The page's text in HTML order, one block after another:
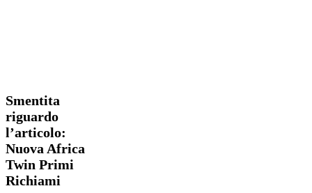
l’articolo:
Nuova
Africa
Twin
Primi
Richiami
Smentita
riguardo
l’articolo:
Nuova Africa
Twin Primi
Richiami